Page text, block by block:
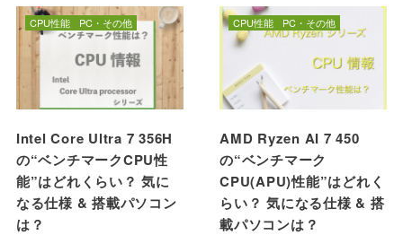
Intel Core Ultra 7 356H
の“ベンチマークCPU性
能”はどれくらい？ 気に
なる仕様 & 搭載パソコン
は？
CPU性能 PC・その他
AMD Ryzen AI 7 450
の“ベンチマーク
CPU(APU)性能”はどれく
らい？ 気になる仕様 & 搭
載パソコンは？
CPU性能 PC・その他